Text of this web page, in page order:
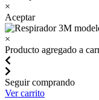
×
Aceptar
×
Producto agregado a
Seguir comprando
Ver carrito